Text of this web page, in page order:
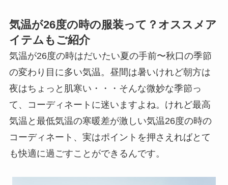
気温が26度の時の服装って？オススメア
イテムもご紹介
気温が26度の時はだいたい夏の手前〜秋口の季節
の変わり目に多い気温。昼間は暑いけれど朝方は
夜はちょっと肌寒い・・・そんな微妙な季節っ
て、コーディネートに迷いますよね。けれど最高
気温と最低気温の寒暖差が激しい気温26度の時の
コーディネート、実はポイントを押さえればとて
も快適に過ごすことができるんです。